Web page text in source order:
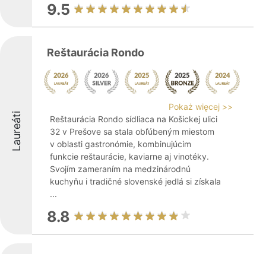
9.5
Laureáti
Reštaurácia Rondo
Pokaż więcej >>
Reštaurácia Rondo sídliaca na Košickej ulici
32 v Prešove sa stala obľúbeným miestom
v oblasti gastronómie, kombinujúcim
funkcie reštaurácie, kaviarne aj vinotéky.
Svojím zameraním na medzinárodnú
kuchyňu i tradičné slovenské jedlá si získala
...
8.8